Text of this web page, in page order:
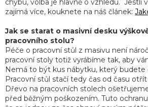
chybu, volba je hlavně o vzhledu. Jestli
zajímá více, kouknete na náš článek:
Jak se starat o masivní desku
pracovního stolu?
Péče o pracovní stůl z masivu není
pracovní stoly totiž vyrábíme tak, aby
Nemá to být kus nábytku, který
Pracovní stůl stačí tedy čas od času
Dřevo na pracovních stolech
před běžným poškozením. Tuto